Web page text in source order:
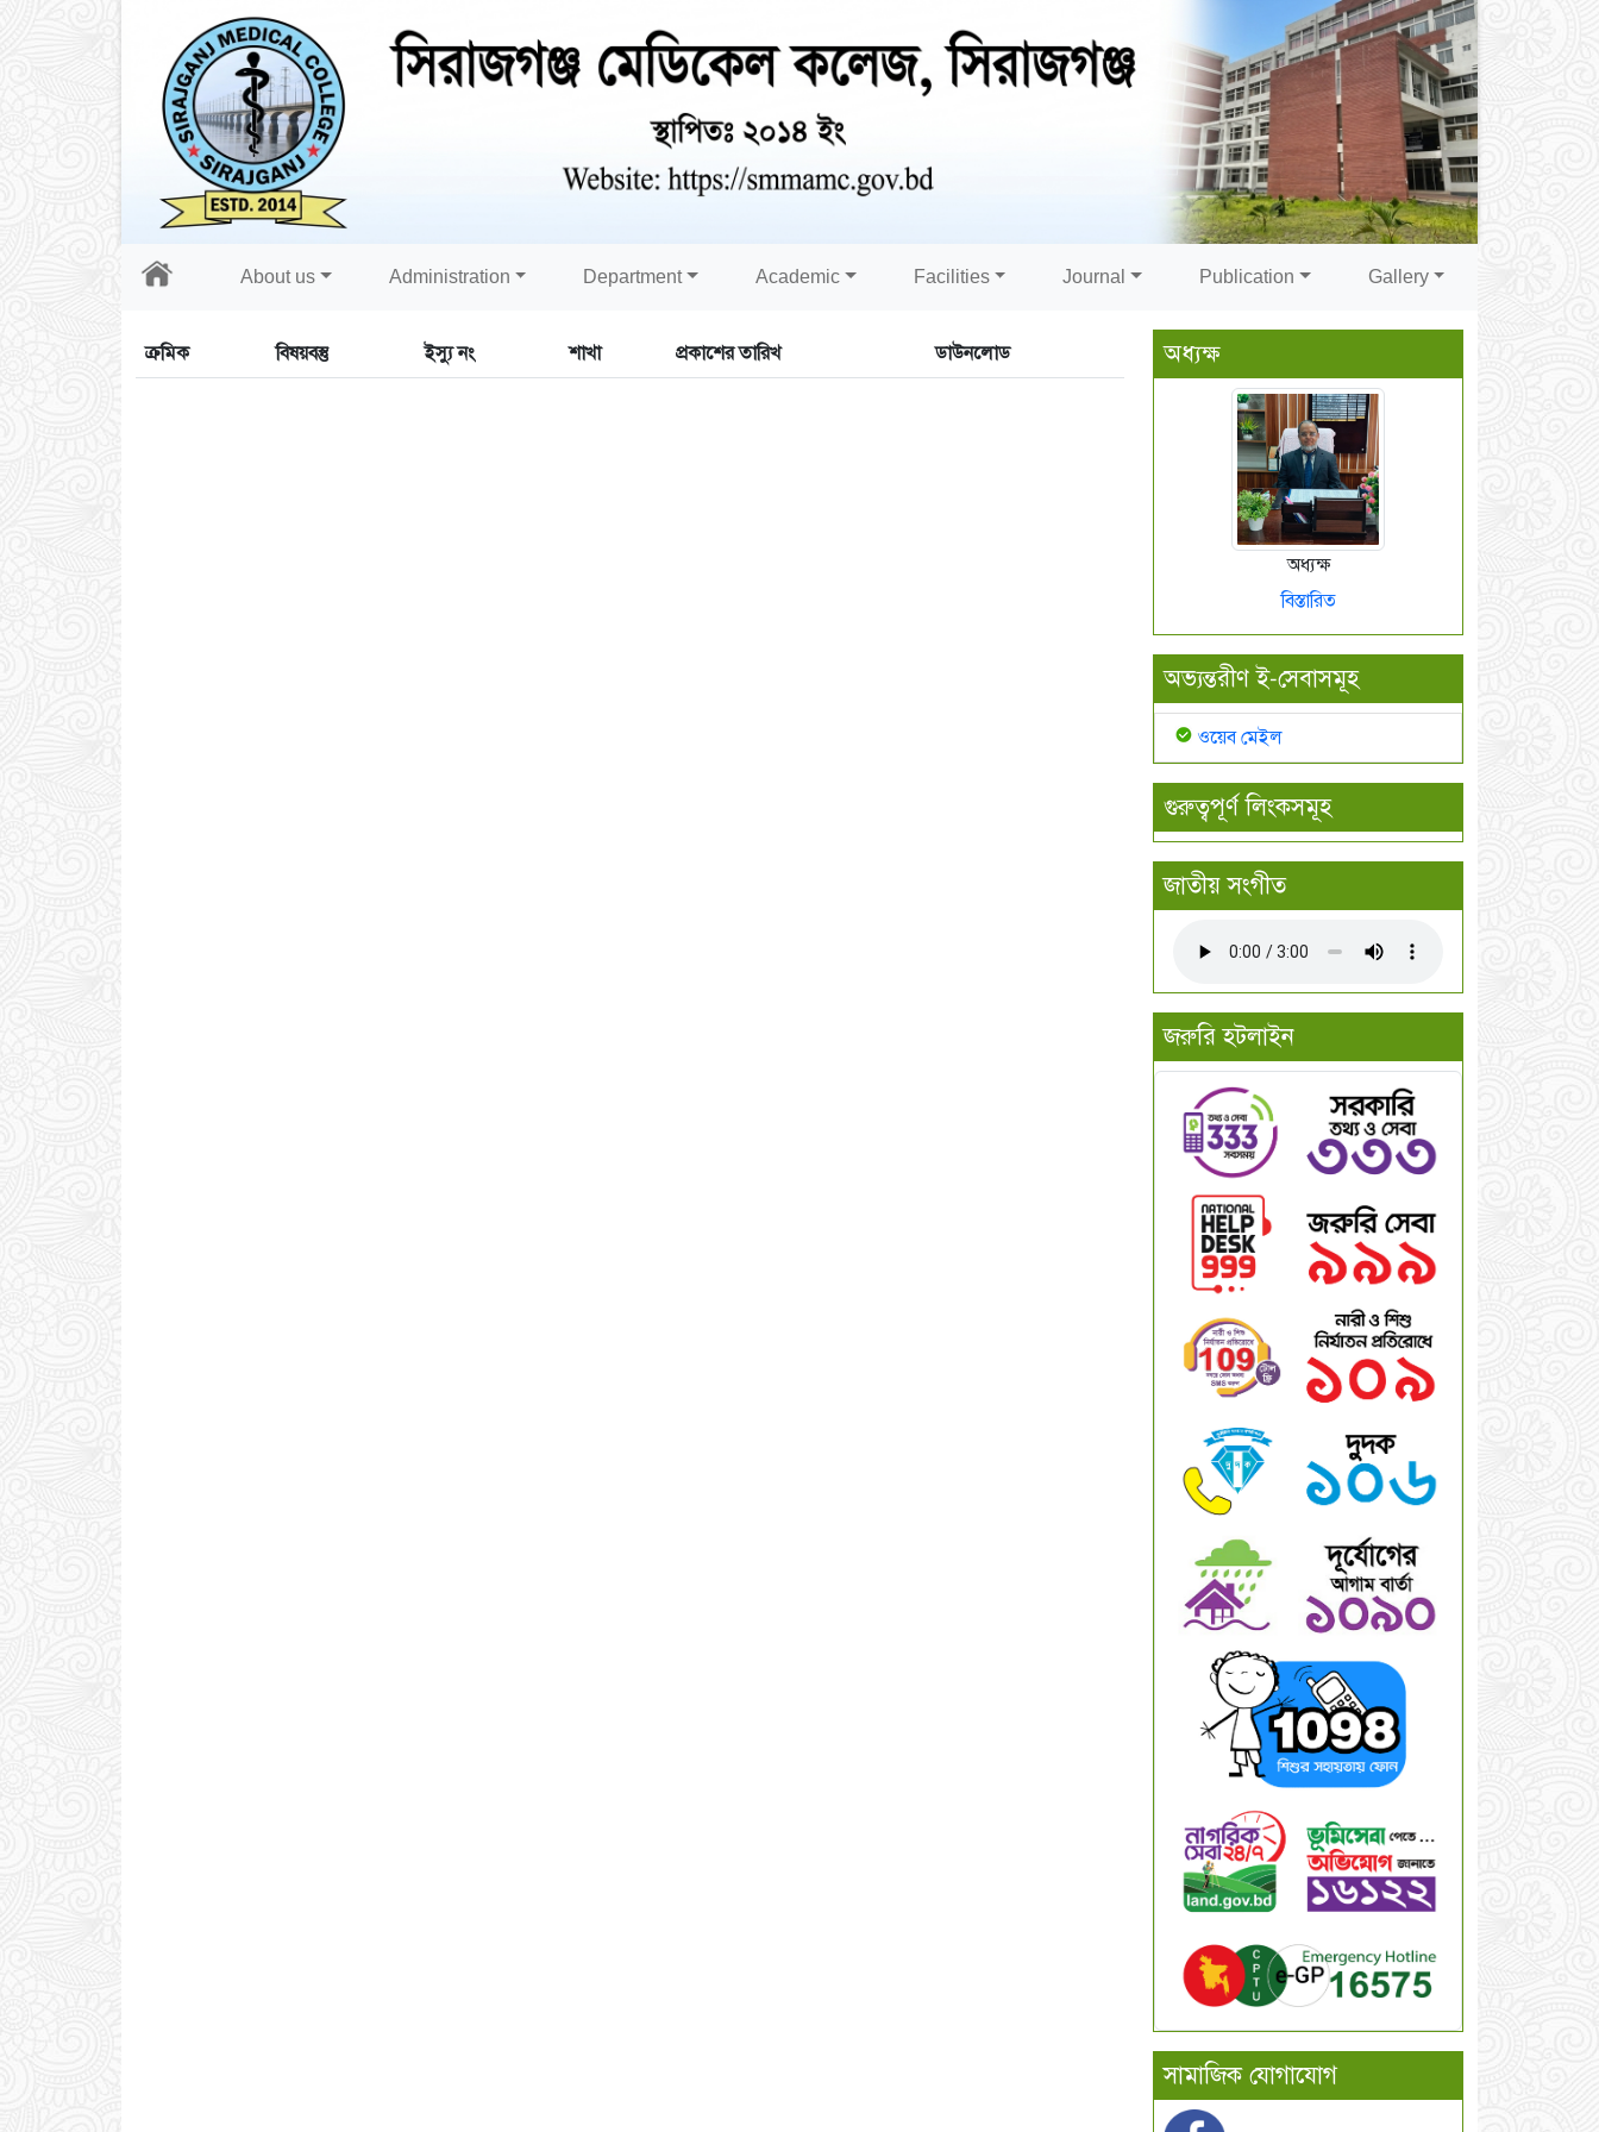
About us Administration Department Academic Facilities Journal Publication Gallery
ক্রমিক বিষয়বস্তু ইস্যু নং শাখা প্রকাশের তারিখ ডাউনলোড অধ্যক্ষ
অধ্যক্ষ
বিস্তারিত
অভ্যন্তরীণ ই-সেবাসমূহ
ওয়েব মেইল
গুরুত্বপূর্ণ লিংকসমূহ
জাতীয় সংগীত
জরুরি হটলাইন
সামাজিক যোগাযোগ